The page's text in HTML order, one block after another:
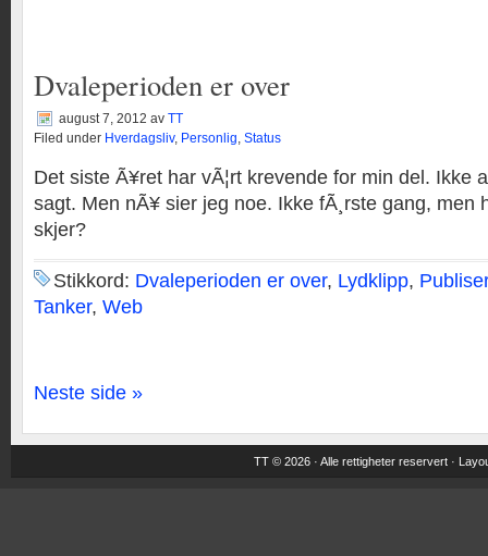
Dvaleperioden er over
august 7, 2012 av TT
Filed under Hverdagsliv, Personlig, Status
Det siste Ã¥ret har vÃ¦rt krevende for min del. Ikke
sagt. Men nÃ¥ sier jeg noe. Ikke fÃ¸rste gang, men
skjer?
Stikkord: Dvaleperioden er over, Lydklipp,
Tanker, Web
Neste side »
TT © 2026 · Alle rettigheter reservert ·